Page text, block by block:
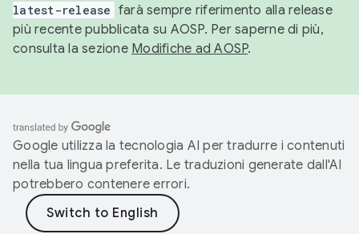
latest-release farà sempre riferimento alla release
più recente pubblicata su AOSP. Per saperne di più,
consulta la sezione Modifiche ad AOSP.
Google utilizza la tecnologia AI per tradurre i contenuti
nella tua lingua preferita. Le traduzioni generate dall'AI
potrebbero contenere errori.